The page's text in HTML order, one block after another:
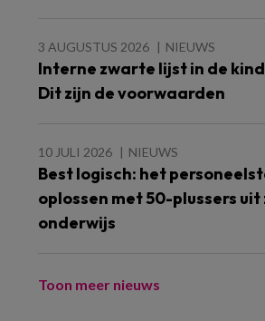
3 AUGUSTUS 2026 NIEUWS
Interne zwarte lijst in de
Dit zijn de voorwaarden
10 JULI 2026 NIEUWS
Best logisch: het
oplossen met 50-plussers uit
onderwijs
Toon meer nieuws